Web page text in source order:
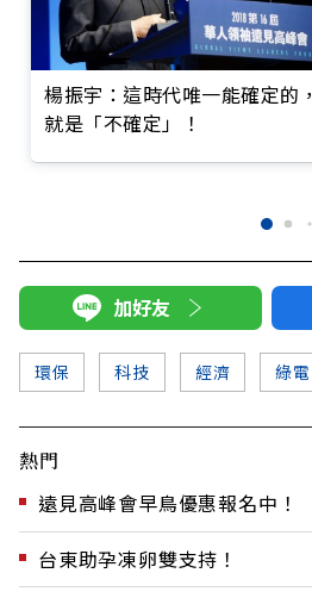
楊振宇：這時代唯一能確定的，
就是「不確定」！
加好友
環保 科技 經濟 綠電
熱門
遠見高峰會早鳥優惠報名中！
台東助孕凍卵雙支持！